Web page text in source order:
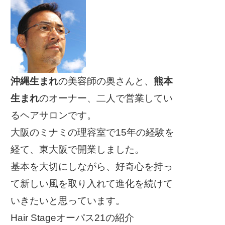
沖縄生まれの美容師の奥さんと、 熊本
生まれのオーナー、二人で営業してい
るヘアサロンです。
大阪のミナミの理容室で15年の経験を
経て、東大阪で開業しました。
基本を大切にしながら、好奇心を持っ
て新しい風を取り入れて進化を続けて
いきたいと思っています。
Hair Stageオーパス21の紹介